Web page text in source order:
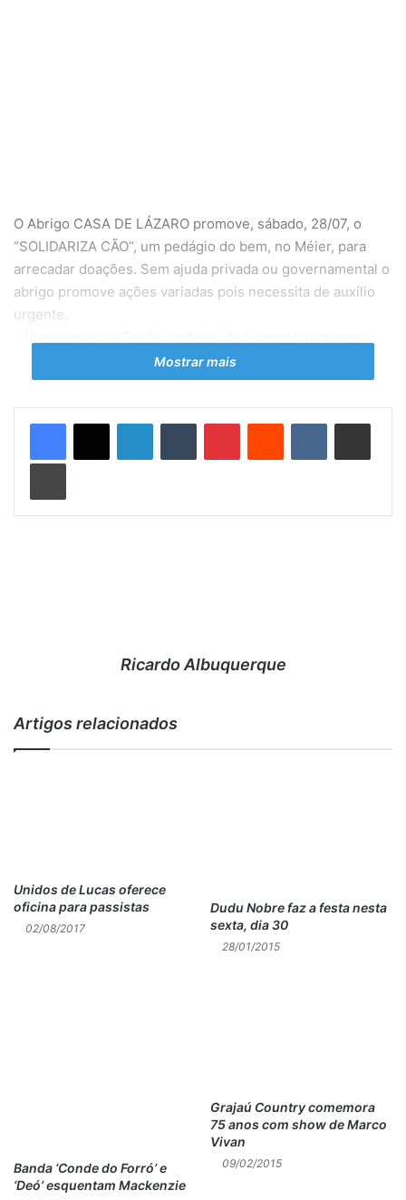
O Abrigo CASA DE LÁZARO promove, sábado, 28/07, o
“SOLIDARIZA CÃO”, um pedágio do bem, no Méier, para
arrecadar doações. Sem ajuda privada ou governamental o
abrigo promove ações variadas pois necessita de auxílio
urgente.
comedouros, cobertas, vassouras, medicamentos (novos e
usados), caminhas, por exemplo, além de ajuda financeira
para várias contas mensais. Por sermos um abrigo de
passagem também promovemos adoções e estamos
SERVIÇO
Mostrar mais
Ricardo Albuquerque
Artigos relacionados
Unidos de Lucas oferece
oficina para passistas
02/08/2017
Dudu Nobre faz a festa nesta
sexta, dia 30
28/01/2015
Banda ‘Conde do Forró’ e
‘Deó’ esquentam Mackenzie
Grajaú Country comemora
75 anos com show de Marco
Vivan
09/02/2015